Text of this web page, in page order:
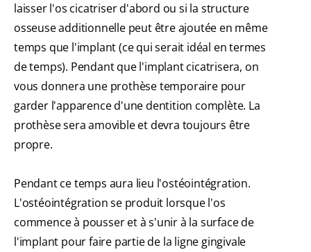
laisser l'os cicatriser d'abord ou si la structure
osseuse additionnelle peut être ajoutée en même
temps que l'implant (ce qui serait idéal en termes
de temps). Pendant que l'implant cicatrisera, on
vous donnera une prothèse temporaire pour
garder l'apparence d'une dentition complète. La
prothèse sera amovible et devra toujours être
propre.
Pendant ce temps aura lieu l'ostéointégration.
L'ostéointégration se produit lorsque l'os
commence à pousser et à s'unir à la surface de
l'implant pour faire partie de la ligne gingivale